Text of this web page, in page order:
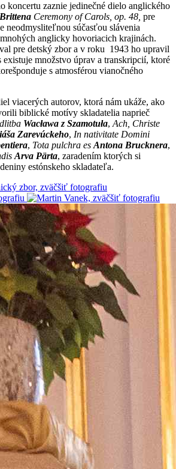
koncertu zaznie jedinečné dielo anglického
Ceremony of Carols, op. 48, pre
neodmysliteľnou súčasťou slávenia
anglicky hovoriacich krajinách.
pre detský zbor a v roku 1943 ho upravil
existuje množstvo úprav a transkripcií, ktoré
s atmosférou vianočného
viacerých autorov, ktorá nám ukáže, ako
biblické motívy skladatelia naprieč
Wacława z Szamotuła, Ach, Christe
Zarevúckeho, In nativitate Domini
, Tota pulchra es Antona Brucknera,
Arva Pärta, zaradením ktorých si
estónskeho skladateľa.